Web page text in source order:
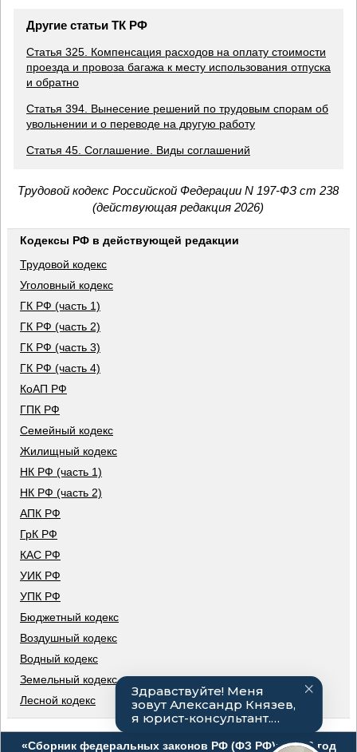
Другие статьи ТК РФ
Статья 325. Компенсация расходов на оплату стоимости
проезда и провоза багажа к месту использования отпуска
и обратно
Статья 394. Вынесение решений по трудовым спорам об
увольнении и о переводе на другую работу
Статья 45. Соглашение. Виды соглашений
Трудовой кодекс Российской Федерации N 197-ФЗ ст 238
(действующая редакция 2026)
Кодексы РФ в действующей редакции
Трудовой кодекс
Уголовный кодекс
ГК РФ (часть 1)
ГК РФ (часть 2)
ГК РФ (часть 3)
ГК РФ (часть 4)
КоАП РФ
ГПК РФ
Семейный кодекс
Жилищный кодекс
НК РФ (часть 1)
НК РФ (часть 2)
АПК РФ
ГрК РФ
КАС РФ
УИК РФ
УПК РФ
Бюджетный кодекс
Воздушный кодекс
Водный кодекс
Земельный кодекс
Лесной кодекс
«Сборник федеральных законов РФ (ФЗ РФ)», 2026 год